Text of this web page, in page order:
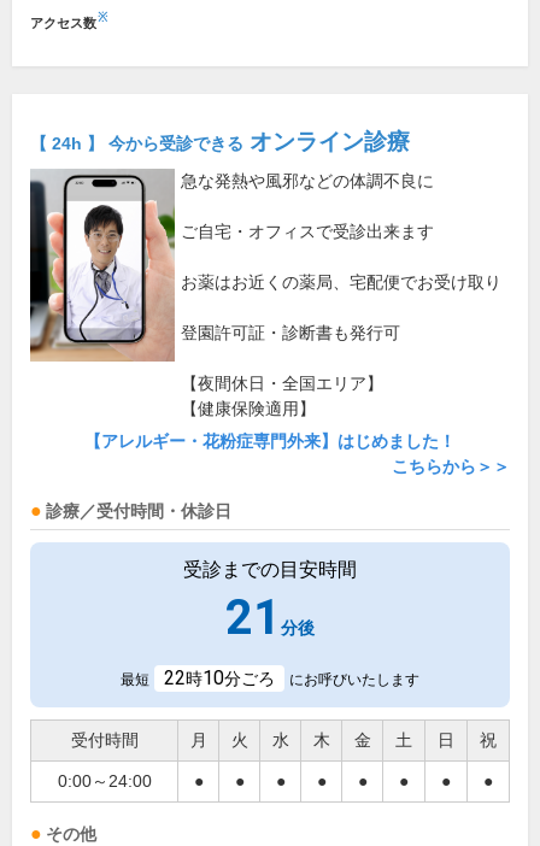
アクセス数※
【 24h 】 今から受診できる オンライン診療
急な発熱や風邪などの体調不良に
ご自宅・オフィスで受診出来ます
お薬はお近くの薬局、宅配便でお受け取り
登園許可証・診断書も発行可
【夜間休日・全国エリア】
【健康保険適用】
【アレルギー・花粉症専門外来】はじめました！
こちらから＞＞
診療／受付時間・休診日
受診までの目安時間
21 分後
最短 22時10分ごろ にお呼びいたします
受付時間 月 火 水 木 金 土 日 祝
0:00～24:00 ● ● ● ● ● ● ● ●
その他